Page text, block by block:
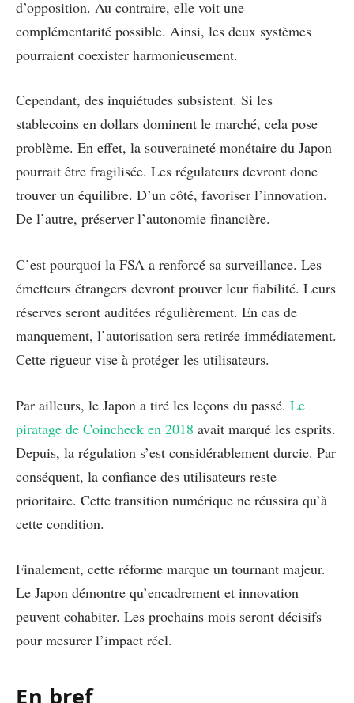
d’opposition. Au contraire, elle voit une
complémentarité possible. Ainsi, les deux systèmes
pourraient coexister harmonieusement.
Cependant, des inquiétudes subsistent. Si les
stablecoins en dollars dominent le marché, cela pose
problème. En effet, la souveraineté monétaire du Japon
pourrait être fragilisée. Les régulateurs devront donc
trouver un équilibre. D’un côté, favoriser l’innovation.
De l’autre, préserver l’autonomie financière.
C’est pourquoi la FSA a renforcé sa surveillance. Les
émetteurs étrangers devront prouver leur fiabilité. Leurs
réserves seront auditées régulièrement. En cas de
manquement, l’autorisation sera retirée immédiatement.
Cette rigueur vise à protéger les utilisateurs.
Par ailleurs, le Japon a tiré les leçons du passé. Le
piratage de Coincheck en 2018 avait marqué les esprits.
Depuis, la régulation s’est considérablement durcie. Par
conséquent, la confiance des utilisateurs reste
prioritaire. Cette transition numérique ne réussira qu’à
cette condition.
Finalement, cette réforme marque un tournant majeur.
Le Japon démontre qu’encadrement et innovation
peuvent cohabiter. Les prochains mois seront décisifs
pour mesurer l’impact réel.
En bref